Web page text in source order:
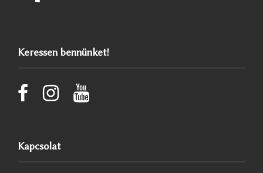
Keressen bennünket!
Kapcsolat